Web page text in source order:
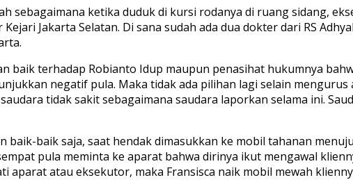
sebagaimana ketika duduk di kursi rodanya di ruang sidang,
Jakarta Selatan. Di sana sudah ada dua dokter dari RS
baik terhadap Robianto Idup maupun penasihat hukumnya
negatif pula. Maka tidak ada pilihan lagi selain mengurus
tidak sakit sebagaimana saudara laporkan selama ini.
baik saja, saat hendak dimasukkan ke mobil tahanan
pula meminta ke aparat bahwa dirinya ikut mengawal
aparat atau eksekutor, maka Fransisca naik mobil mewah